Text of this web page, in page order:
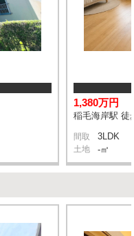
1,380万円
稲毛海岸駅 徒
間取 3LDK
土地 -㎡